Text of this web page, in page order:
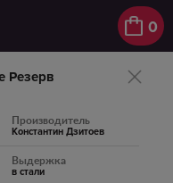
0
Резерв
Производитель
Константин Дзитоев
Выдержка
в стали